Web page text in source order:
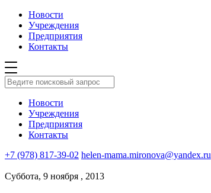
Новости
Учреждения
Предприятия
Контакты
Новости
Учреждения
Предприятия
Контакты
+7 (978) 817-39-02 helen-mama.mironova@yandex.ru
Суббота, 9 ноября , 2013